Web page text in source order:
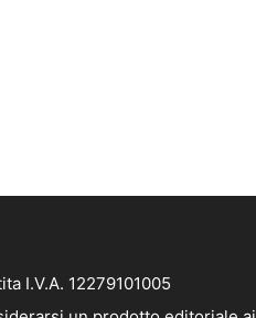
I.V.A. 12279101005